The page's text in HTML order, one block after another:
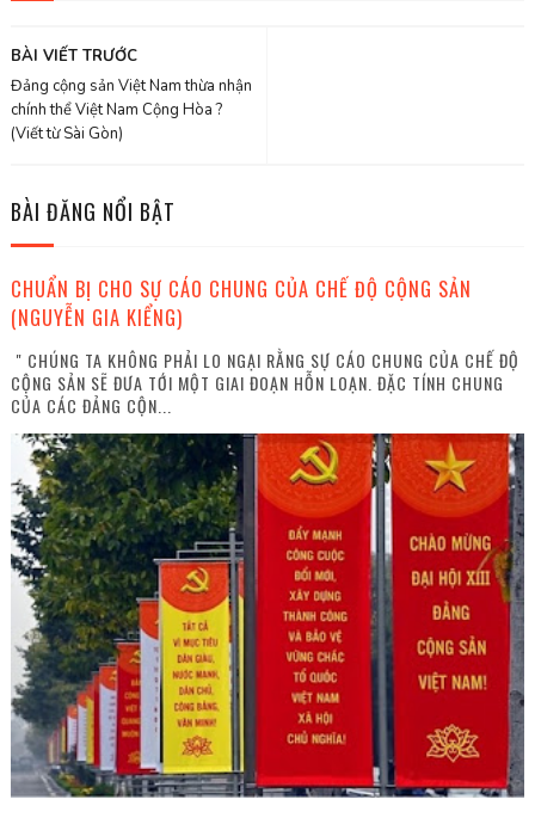
BÀI VIẾT TRƯỚC
Đảng cộng sản Việt Nam thừa nhận
chính thể Việt Nam Cộng Hòa ?
(Viết từ Sài Gòn)
BÀI ĐĂNG NỔI BẬT
CHUẨN BỊ CHO SỰ CÁO CHUNG CỦA CHẾ ĐỘ CỘNG SẢN
(NGUYỄN GIA KIỂNG)
" CHÚNG TA KHÔNG PHẢI LO NGẠI RẰNG SỰ CÁO CHUNG CỦA CHẾ ĐỘ
CỘNG SẢN SẼ ĐƯA TỚI MỘT GIAI ĐOẠN HỖN LOẠN. ĐẶC TÍNH CHUNG
CỦA CÁC ĐẢNG CỘN...